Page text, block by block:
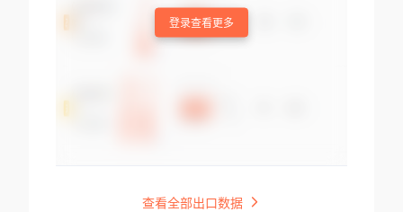
登录查看更多
查看全部出口数据